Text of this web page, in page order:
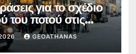
για το σχέδιο
του ποτού στις
GEOATHANAS